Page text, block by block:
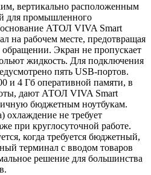
вертикально расположенным
для промышленного
АТОЛ VIVA Smart
на рабочем месте, предотвращая
Экран не пропускает
жидкость. Для подключения
пять USB-портов.
и 4 Гб оперативной памяти, в
дают АТОЛ VIVA Smart
бюджетным ноутбукам.
охлаждение не требует
при круглосуточной работе.
когда требуется бюджетный,
терминал с вводом товаров
решение для большинства